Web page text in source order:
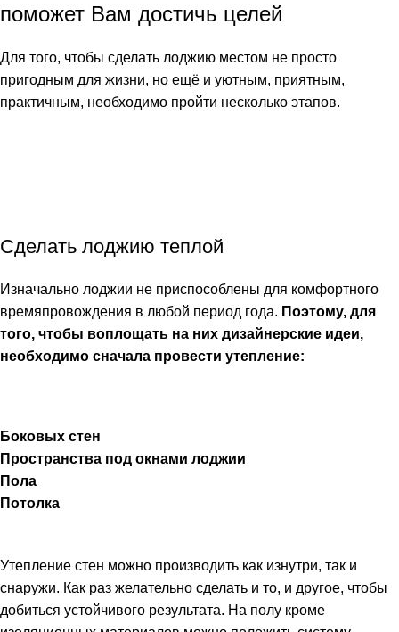
поможет Вам достичь целей
Для того, чтобы сделать лоджию местом не просто
пригодным для жизни, но ещё и уютным, приятным,
практичным, необходимо пройти несколько этапов.
Сделать лоджию теплой
Изначально лоджии не приспособлены для комфортного
времяпровождения в любой период года. Поэтому, для
того, чтобы воплощать на них дизайнерские идеи,
необходимо сначала провести утепление:
Боковых стен
Пространства под окнами лоджии
Пола
Потолка
Утепление стен можно производить как изнутри, так и
снаружи. Как раз желательно сделать и то, и другое, чтобы
добиться устойчивого результата. На полу кроме